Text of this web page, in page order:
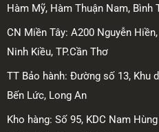
Hàm Mỹ, Hàm Thuận Nam, Bình
CN Miền Tây: A200 Nguyễn
Ninh Kiều, TP.Cần Thơ
TT Bảo hành: Đường số 13, Khu
Bến Lức, Long An
Kho hàng: Số 95, KDC Nam